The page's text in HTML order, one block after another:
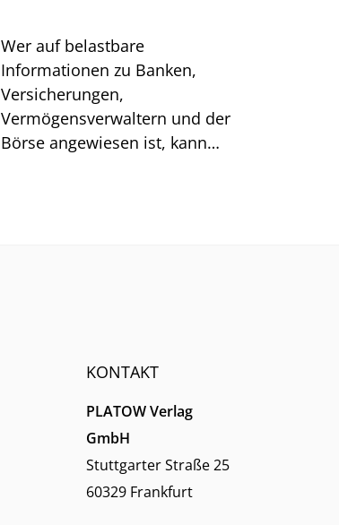
Wer auf belastbare
Informationen zu Banken,
Versicherungen,
Vermögensverwaltern und der
Börse angewiesen ist, kann
KONTAKT
PLATOW Verlag
GmbH
Stuttgarter Straße 25
60329 Frankfurt